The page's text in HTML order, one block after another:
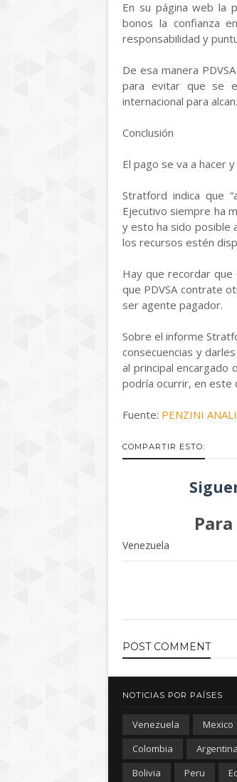
En su página web la
bonos la confianza
responsabilidad y
De esa manera
para evitar que se
internacional para
Conclusión
El pago se va a hacer
Stratford indica que
Ejecutivo siempre ha
y esto ha sido posible
los recursos estén
Hay que recordar que
que PDVSA contrate
ser agente pagador.
Sobre el informe
consecuencias y
al principal encargado
podría ocurrir, en este
Fuente: PENZINI
COMPARTIR ESTO:
Venezuela
POST COMMENT
NOTICIAS POR PAÍSES
Venezuela Mexico
Colombia
Argentina
Bolivia
Peru